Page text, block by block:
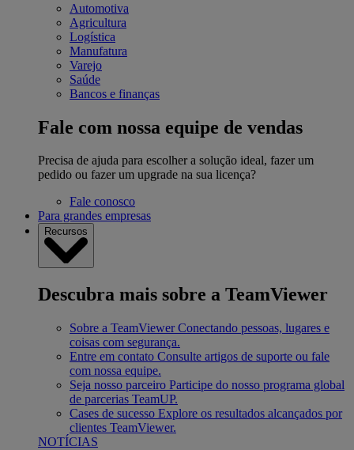
Automotiva
Agricultura
Logística
Manufatura
Varejo
Saúde
Bancos e finanças
Fale com nossa equipe de vendas
Precisa de ajuda para escolher a solução ideal, fazer um
pedido ou fazer um upgrade na sua licença?
Fale conosco
Para grandes empresas
Recursos
Descubra mais sobre a TeamViewer
Sobre a TeamViewer Conectando pessoas, lugares e
coisas com segurança.
Entre em contato Consulte artigos de suporte ou fale
com nossa equipe.
Seja nosso parceiro Participe do nosso programa global
de parcerias TeamUP.
Cases de sucesso Explore os resultados alcançados por
clientes TeamViewer.
NOTÍCIAS